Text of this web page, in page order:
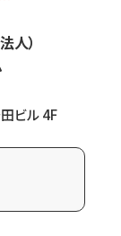
人）
ビル 4F